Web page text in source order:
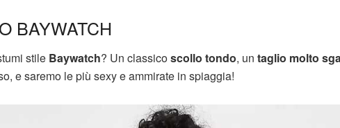
BAYWATCH
stile Baywatch? Un classicoscollo tondo, un taglio molto
e saremo le più sexy e ammirate in spiaggia!